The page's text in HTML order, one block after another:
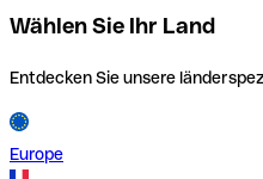
Wählen Sie Ihr Land
Entdecken Sie unsere
Europe